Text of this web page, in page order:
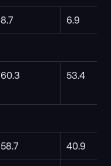
8.7
6.9
60.3 53.4
58.7
40.9